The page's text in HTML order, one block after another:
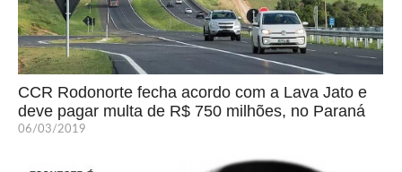
CCR Rodonorte fecha acordo com a Lava Jato e
deve pagar multa de R$ 750 milhões, no Paraná
06/03/2019